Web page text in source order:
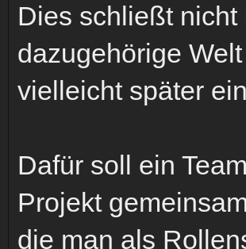
Dies schließt
dazugehörige
vielleicht später
Dafür soll ein
Projekt
die man als